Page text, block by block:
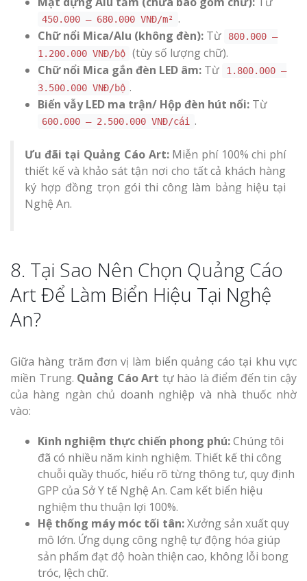
450.000 – 680.000 VNĐ/m² .
Chữ nổi Mica/Alu (không đèn): Từ
800.000 –
1.200.000 VNĐ/bộ
(tùy số lượng chữ).
Chữ nổi Mica gắn đèn LED âm: Từ
1.800.000 –
3.500.000 VNĐ/bộ .
Biển vẫy LED ma trận/ Hộp đèn hút nổi: Từ
600.000 – 2.500.000 VNĐ/cái .
Ưu đãi tại Quảng Cáo Art:Miễn phí 100% chi phí
thiết kế và khảo sát tận nơi cho tất cả khách hàng
ký hợp đồng trọn gói thi công làm bảng hiệu tại
Nghệ An.
8. Tại Sao Nên Chọn Quảng Cáo
Art Để Làm Biển Hiệu Tại Nghệ
An?
Giữa hàng trăm đơn vị làm biển quảng cáo tại khu vực
miền Trung. Quảng Cáo Art tự hào là điểm đến tin cậy
của hàng ngàn chủ doanh nghiệp và nhà thuốc nhờ
vào:
Kinh nghiệm thực chiến phong phú:Chúng tôi
đã có nhiều năm kinh nghiệm. Thiết kế thi công
chuỗi quầy thuốc, hiểu rõ từng thông tư, quy định
GPP của Sở Y tế Nghệ An. Cam kết biển hiệu
nghiệm thu thuận lợi 100%.
Hệ thống máy móc tối tân:Xưởng sản xuất quy
mô lớn. Ứng dụng công nghệ tự động hóa giúp
sản phẩm đạt độ hoàn thiện cao, không lỗi bong
tróc, lệch chữ.